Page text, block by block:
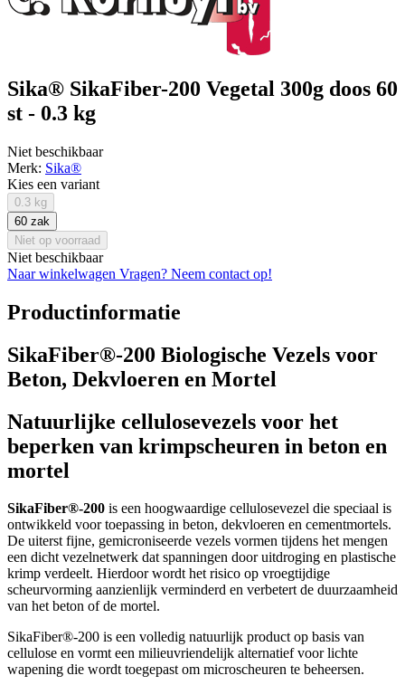
Sika® SikaFiber-200 Vegetal 300g doos 60
st - 0.3 kg
Niet beschikbaar
Merk: Sika®
Kies een variant
0.3 kg
60 zak
Niet op voorraad
Niet beschikbaar
Naar winkelwagen Vragen? Neem contact op!
Productinformatie
SikaFiber®-200 Biologische Vezels voor
Beton, Dekvloeren en Mortel
Natuurlijke cellulosevezels voor het
beperken van krimpscheuren in beton en
mortel
SikaFiber®-200 is een hoogwaardige cellulosevezel die speciaal is
ontwikkeld voor toepassing in beton, dekvloeren en cementmortels.
De uiterst fijne, gemicroniseerde vezels vormen tijdens het mengen
een dicht vezelnetwerk dat spanningen door uitdroging en plastische
krimp verdeelt. Hierdoor wordt het risico op vroegtijdige
scheurvorming aanzienlijk verminderd en verbetert de duurzaamheid
van het beton of de mortel.
SikaFiber®-200 is een volledig natuurlijk product op basis van
cellulose en vormt een milieuvriendelijk alternatief voor lichte
wapening die wordt toegepast om microscheuren te beheersen.